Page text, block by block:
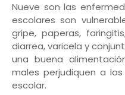
Nueve son las
escolares son
gripe, paperas,
diarrea, varicela y
una buena
males perjudiquen a
escolar.